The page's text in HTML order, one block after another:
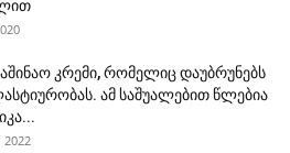
კრემი, რომელიც დაუბრუნებს
ამ საშუალებით წლებია
2022